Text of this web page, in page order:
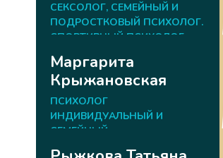
СЕКСОЛОГ, СЕМЕЙНЫЙ И
ПОДРОСТКОВЫЙ ПСИХОЛОГ.
СПОРТИВНЫЙ ПСИХОЛОГ.
Маргарита
Крыжановская
ПСИХОЛОГ
ИНДИВИДУАЛЬНЫЙ И
СЕМЕЙНЫЙ